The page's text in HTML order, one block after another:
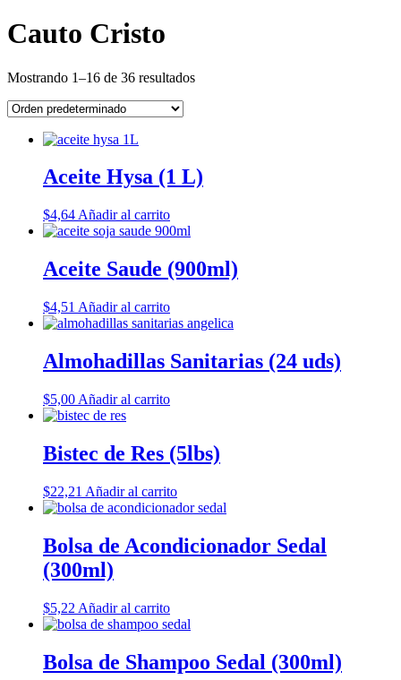
Cauto Cristo
Mostrando 1–16 de 36 resultados
Aceite Hysa (1 L)
$4,64 Añadir al carrito
Aceite Saude (900ml)
$4,51 Añadir al carrito
Almohadillas Sanitarias (24 uds)
$5,00 Añadir al carrito
Bistec de Res (5lbs)
$22,21 Añadir al carrito
Bolsa de Acondicionador Sedal
(300ml)
$5,22 Añadir al carrito
Bolsa de Shampoo Sedal (300ml)